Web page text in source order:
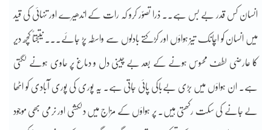
انسان کس قدر بے بس ہے۔۔ ذرا تصوّر کرو کہ رات کے اندھیرے اور تنہائی کی قید
میں انسان کو اچانک تیز ہواؤں اور کڑکتے بادلوں سے واسطہ پڑ جائے۔۔۔ نتیجتاً کچھ دیر
کا عارضی لطف محسوس ہونے کے بعد بے چینی دل و دماغ پر حاوی ہونے لگتی
ہے۔ ان ہواؤں میں بڑی بےباکی پائی جاتی ہے۔ یہ پوری کی پوری آبادی کو اٹھا
لے جانے کی سکت رکھتی ہیں۔ پر ہواؤں کے مزاج میں دلکشی اور نرمی بھی موجود